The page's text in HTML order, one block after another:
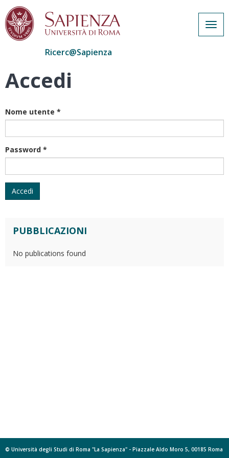
Salta
Ricerc@Sapienza
Accedi
Nome utente *
Password *
Accedi
PUBBLICAZIONI
No publications found
© Università degli Studi di Roma "La Sapienza" - Piazzale Aldo Moro 5, 00185 Roma